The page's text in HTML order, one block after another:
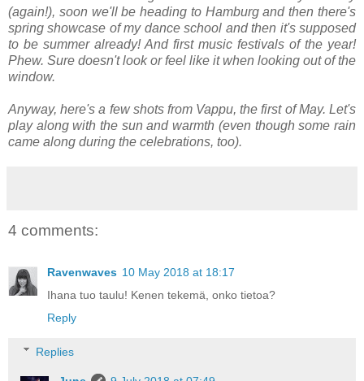
(again!), soon we'll be heading to Hamburg and then there's
spring showcase of my dance school and then it's supposed
to be summer already! And first music festivals of the year!
Phew. Sure doesn't look or feel like it when looking out of the
window.
Anyway, here's a few shots from Vappu, the first of May. Let's
play along with the sun and warmth (even though some rain
came along during the celebrations, too).
4 comments:
Ravenwaves 10 May 2018 at 18:17
Ihana tuo taulu! Kenen tekemä, onko tietoa?
Reply
Replies